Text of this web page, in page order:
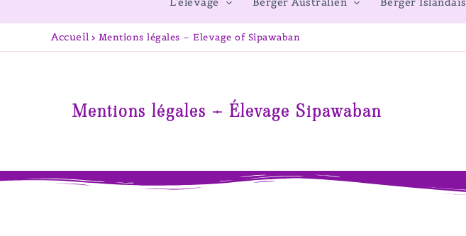
Accueil Mentions légales – Elevage of Sipawaban
Mentions légales – Élevage Sipawaban